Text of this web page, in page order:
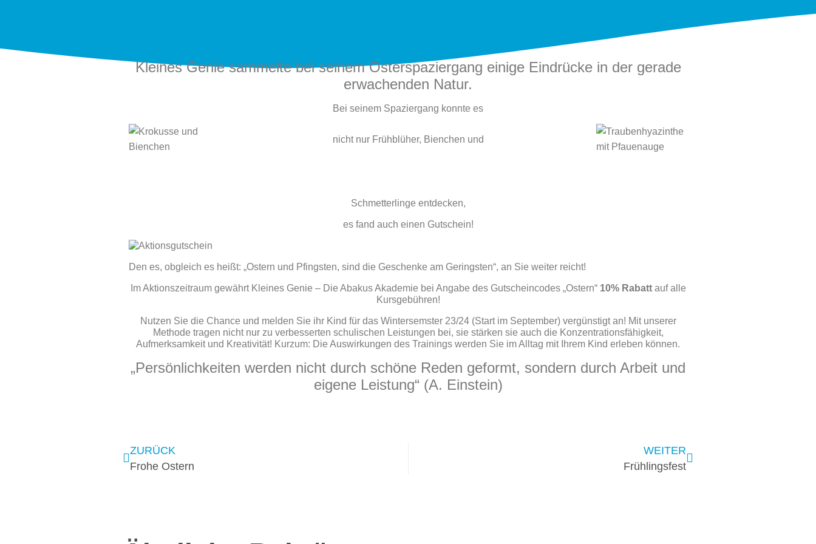
Kleines Genie sammelte bei seinem Osterspaziergang einige Eindrücke in der gerade
erwachenden Natur.
Bei seinem Spaziergang konnte es
nicht nur Frühblüher, Bienchen und
Schmetterlinge entdecken,
es fand auch einen Gutschein!
Den es, obgleich es heißt: „Ostern und Pfingsten, sind die Geschenke am Geringsten“, an Sie weiter reicht!
Im Aktionszeitraum gewährt Kleines Genie – Die Abakus Akademie bei Angabe des Gutscheincodes „Ostern“10% Rabattauf alle
Kursgebühren!
Nutzen Sie die Chance und melden Sie ihr Kind für das Wintersemster 23/24 (Start im September) vergünstigt an! Mit unserer
Methode tragen nicht nur zu verbesserten schulischen Leistungen bei, sie stärken sie auch die Konzentrationsfähigkeit,
Aufmerksamkeit und Kreativität! Kurzum: Die Auswirkungen des Trainings werden Sie im Alltag mit Ihrem Kind erleben können.
„Persönlichkeiten werden nicht durch schöne Reden geformt, sondern durch Arbeit und
eigene Leistung“ (A. Einstein)
ZURÜCK
Frohe Ostern
WEITER
Frühlingsfest